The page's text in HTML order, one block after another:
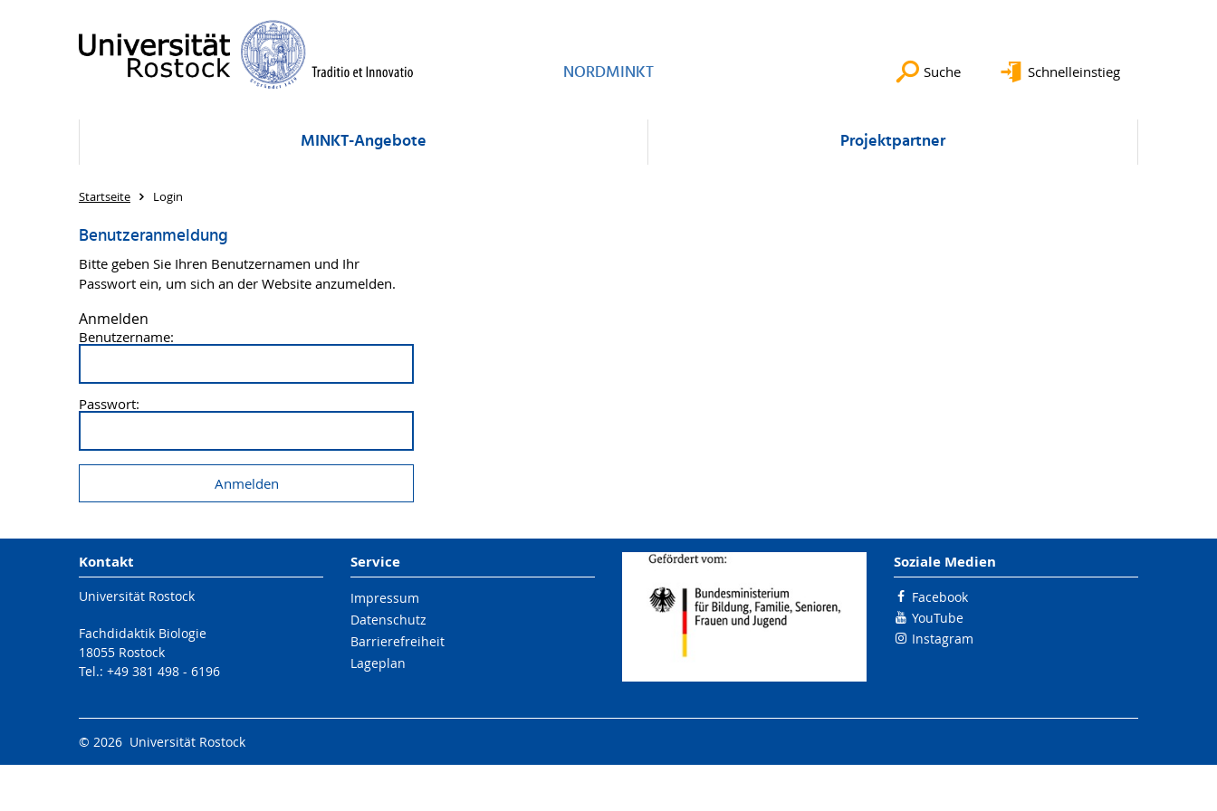
NORDMINKT Suche Schnelleinstieg
MINKT-Angebote Projektpartner
Startseite Login
Benutzeranmeldung
Bitte geben Sie Ihren Benutzernamen und Ihr
Passwort ein, um sich an der Website anzumelden.
Anmelden
Benutzername:
Passwort:
Kontakt
Universität Rostock
Fachdidaktik Biologie
18055 Rostock
Tel.: +49 381 498 - 6196
Service
Impressum
Datenschutz
Barrierefreiheit
Lageplan
Soziale Medien
Facebook
YouTube
Instagram
© 2026 Universität Rostock